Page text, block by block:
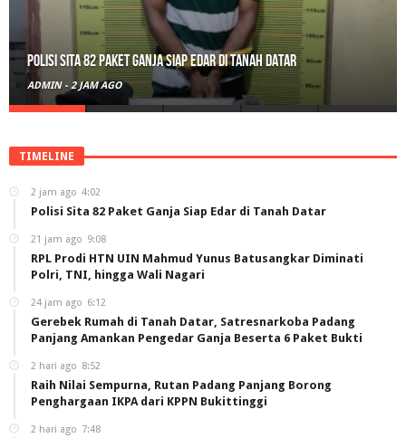
Polisi Sita 82 Paket Ganja Siap Edar di Tanah Datar
ADMIN - 2 JAM AGO
TIMELINE
2 jam ago 4:02
Polisi Sita 82 Paket Ganja Siap Edar di Tanah Datar
21 jam ago 9:08
RPL Prodi HTN UIN Mahmud Yunus Batusangkar Diminati
Polri, TNI, hingga Wali Nagari
24 jam ago 6:12
Gerebek Rumah di Tanah Datar, Satresnarkoba Padang
Panjang Amankan Pengedar Ganja Beserta 6 Paket Bukti
2 hari ago 8:52
Raih Nilai Sempurna, Rutan Padang Panjang Borong
Penghargaan IKPA dari KPPN Bukittinggi
2 hari ago 7:48